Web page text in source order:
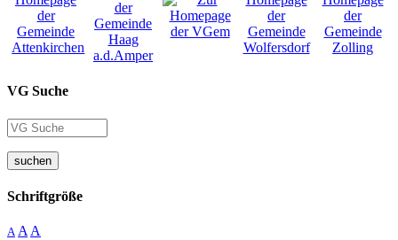
VG Suche
suchen
Schriftgröße
A A A